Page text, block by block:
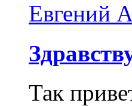
Евгений
Так